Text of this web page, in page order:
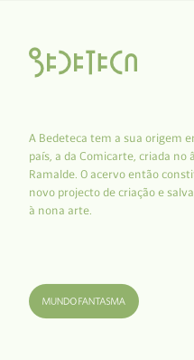
A Bedeteca tem a sua origem
país, a da Comicarte, criada no
Ramalde. O acervo então
novo projecto de criação e
à nona arte.